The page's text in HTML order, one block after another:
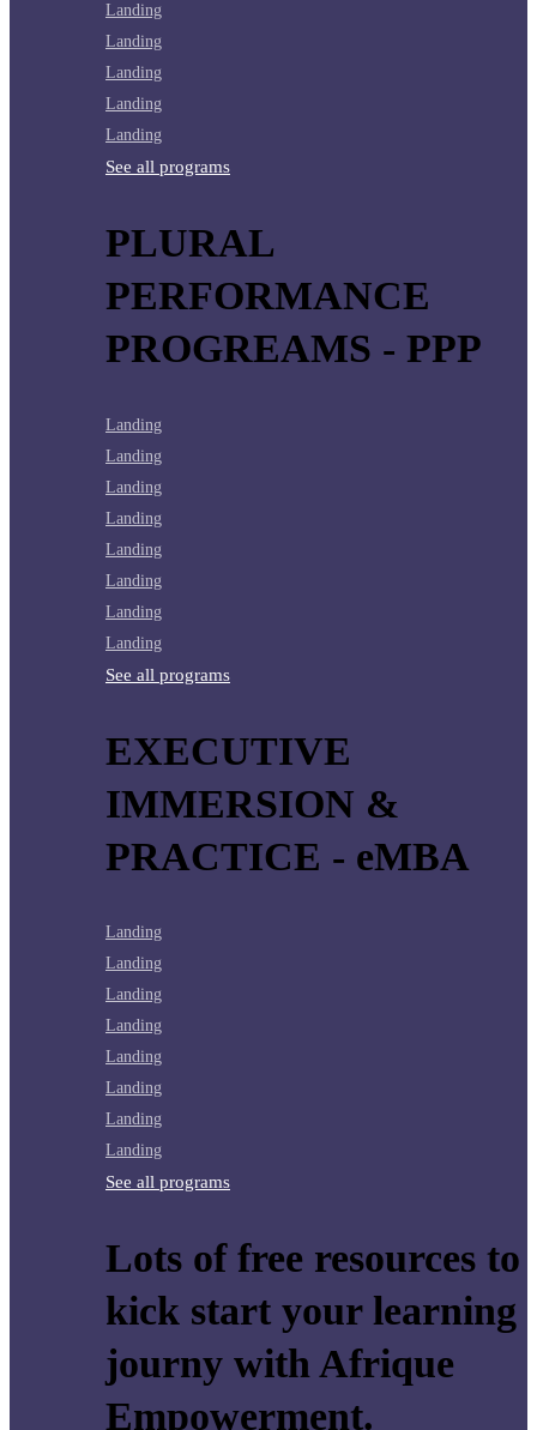
Landing
Landing
Landing
Landing
Landing
See all programs
PLURAL
PERFORMANCE
PROGREAMS - PPP
Landing
Landing
Landing
Landing
Landing
Landing
Landing
Landing
See all programs
EXECUTIVE
IMMERSION &
PRACTICE - eMBA
Landing
Landing
Landing
Landing
Landing
Landing
Landing
Landing
See all programs
Lots of free resources to
kick start your learning
journy with Afrique
Empowerment.